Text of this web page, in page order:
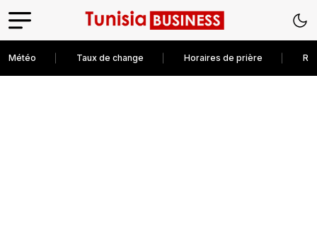
Météo Taux de change Horaires de prière